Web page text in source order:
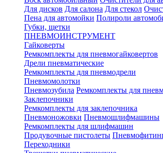
Для дисков Для салона Для стекол
Пена для автомойки Полироли
Губки, щетки
ПНЕВМОИНСТРУМЕНТ
Гайковерты
Ремкомплекты для пневмогайковертов
Дрели пневматические
Ремкомплекты для пневмодрели
Пневмомолотки
Пневмозубила Ремкомплекты для
Заклепочники
Ремкомплекты для заклепочника
Пневмоножовки Пневмошлифмашины
Ремкомплекты для шлифмашин
Продувочные пистолеты
Переходники